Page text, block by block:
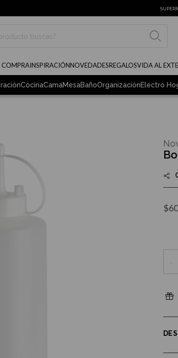
COMPRAINSPIRACIÓNNOVEDADESREGALOSVIDA AL
CocinaCamaMesaBañoOrganizaciónElectro
-